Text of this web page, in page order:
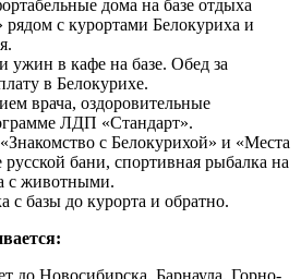
дома на базе отдыха
рядом с курортами Белокуриха и
ужин в кафе на базе. Обед за
в Белокурихе.
врача, оздоровительные
ЛДП «Стандарт».
с Белокурихой» и «Места
бани, спортивная рыбалка на
с животными.
с базы до курорта и обратно.
до Новосибирска, Барнаула, Горно-